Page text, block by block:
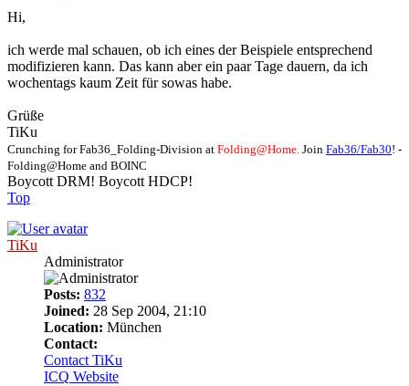
Hi,
ich werde mal schauen, ob ich eines der Beispiele entsprechend
modifizieren kann. Das kann aber ein paar Tage dauern, da ich
wochentags kaum Zeit für sowas habe.
Grüße
TiKu
Crunching for Fab36_Folding-Division at Folding@Home. Join Fab36/Fab30! -
Folding@Home and BOINC
Boycott DRM! Boycott HDCP!
Top
TiKu
Administrator
Posts: 832
Joined: 28 Sep 2004, 21:10
Location: München
Contact:
Contact TiKu
ICQ Website